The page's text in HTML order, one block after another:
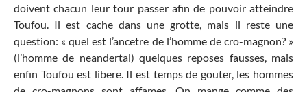
doivent chacun leur tour passer afin de pouvoir atteindre
Toufou. Il est cache dans une grotte, mais il reste une
question: « quel est l’ancetre de l’homme de cro-magnon? »
(l’homme de neandertal) quelques reposes fausses, mais
enfin Toufou est libere. Il est temps de gouter, les hommes